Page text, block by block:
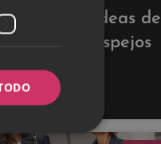
estas ideas de
con espejos
ampliar tus